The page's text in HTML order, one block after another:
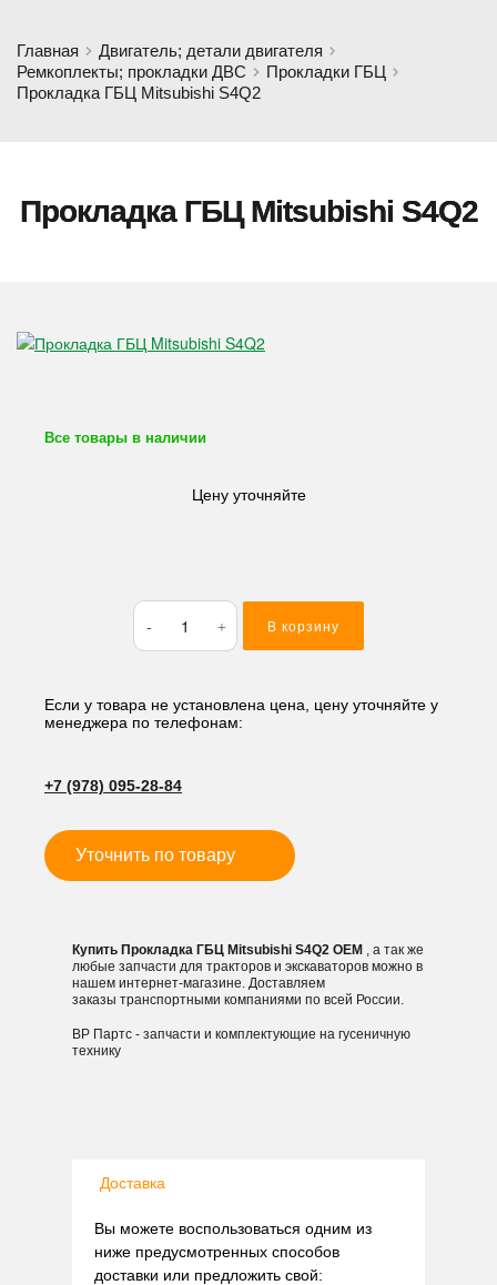
Главная
Двигатель; детали двигателя
Ремкоплекты; прокладки ДВС
Прокладки ГБЦ
Прокладка ГБЦ Mitsubishi S4Q2
Прокладка ГБЦ Mitsubishi S4Q2
Все товары в наличии
Цену уточняйте
Количество
товара
Прокладка
Mitsubishi
S4Q2
В корзину
Если у товара не установлена цена, цену уточняйте у
менеджера по телефонам:
+7 (978) 095-28-84
Уточнить по товару
Купить Прокладка ГБЦ Mitsubishi S4Q2 OEM , а так же
любые запчасти для тракторов и экскаваторов можно в
нашем интернет-магазине. Доставляем
заказы транспортными компаниями по всей России.
ВР Партс - запчасти и комплектующие на гусеничную
технику
Доставка
Вы можете воспользоваться одним из
ниже предусмотренных способов
доставки или предложить свой: